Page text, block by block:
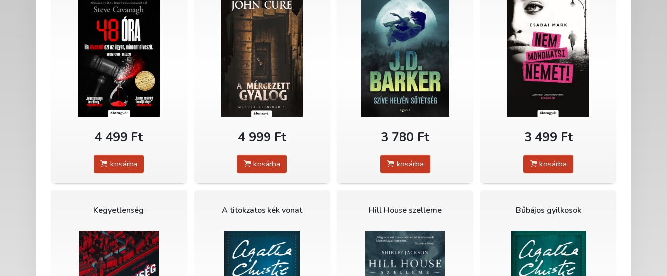
4 499 Ft
kosárba
4 999 Ft
kosárba
3 780 Ft
kosárba
3 499 Ft
kosárba
Kegyetlenség A titokzatos kék vonat Hill House szelleme Bűbájos gyilkosok